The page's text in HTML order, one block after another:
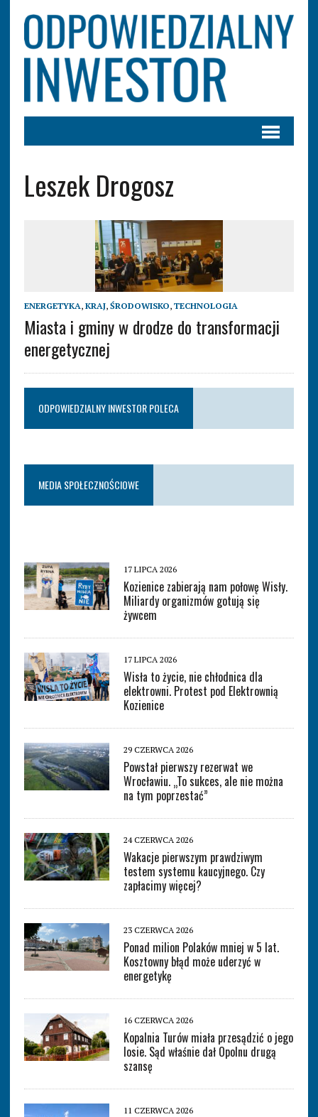
Leszek Drogosz
ENERGETYKA, KRAJ, ŚRODOWISKO, TECHNOLOGIA
Miasta i gminy w drodze do transformacji
energetycznej
ODPOWIEDZIALNY INWESTOR POLECA
MEDIA SPOŁECZNOŚCIOWE
17 LIPCA 2026
Kozienice zabierają nam połowę Wisły.
Miliardy organizmów gotują się
żywcem
17 LIPCA 2026
Wisła to życie, nie chłodnica dla
elektrowni. Protest pod Elektrownią
Kozienice
29 CZERWCA 2026
Powstał pierwszy rezerwat we
Wrocławiu. „To sukces, ale nie można
na tym poprzestać”
24 CZERWCA 2026
Wakacje pierwszym prawdziwym
testem systemu kaucyjnego. Czy
zapłacimy więcej?
23 CZERWCA 2026
Ponad milion Polaków mniej w 5 lat.
Kosztowny błąd może uderzyć w
energetykę
16 CZERWCA 2026
Kopalnia Turów miała przesądzić o jego
losie. Sąd właśnie dał Opolnu drugą
szansę
11 CZERWCA 2026